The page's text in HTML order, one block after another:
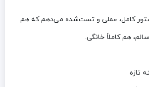
کامل، عملی و تست‌شده می‌دهم که هم
هم کاملاً خانگی.